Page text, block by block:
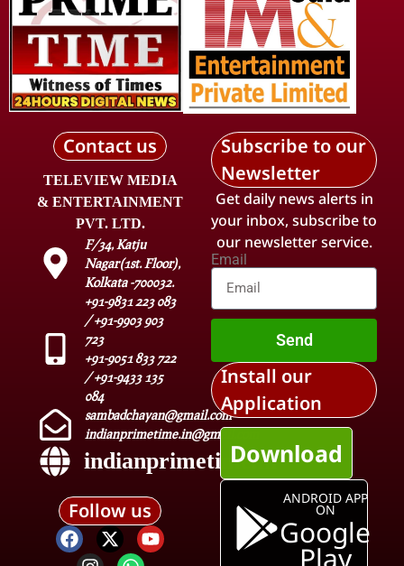
Contact us
TELEVIEW MEDIA
& ENTERTAINMENT
PVT. LTD.
F/34, Katju
Nagar(1st. Floor),
Kolkata -700032.
+91-9831 223 083
/ +91-9903 903
723
+91-9051 833 722
/ +91-9433 135
084
sambadchayan@gmail.com
indianprimetime.in@gmail.com
indianprimetime.in
Follow us
Subscribe to our
Newsletter
Get daily news alerts in
your inbox, subscribe to
our newsletter service.
Email
Send
Install our
Application
Download
ANDROID APP
ON
Google
Play